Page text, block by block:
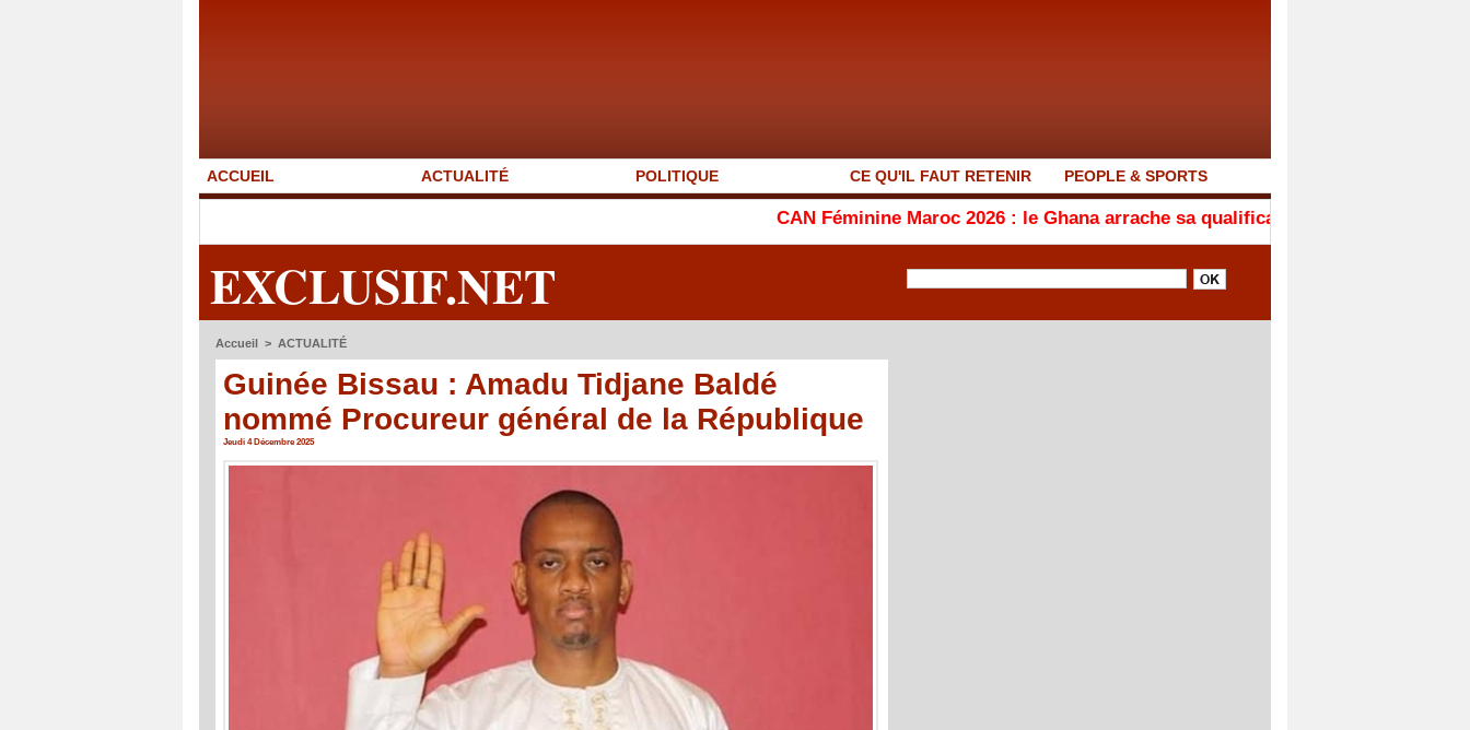
ACCUEIL ACTUALITÉ POLITIQUE CE QU'IL FAUT RETENIR PEOPLE & SPORTS
CAN Féminine Maroc 2026 : le Ghana arrache sa qualification en quarts de finale après son
EXCLUSIF.NET
Accueil > ACTUALITÉ
Guinée Bissau : Amadu Tidjane Baldé
nommé Procureur général de la République
Jeudi 4 Décembre 2025